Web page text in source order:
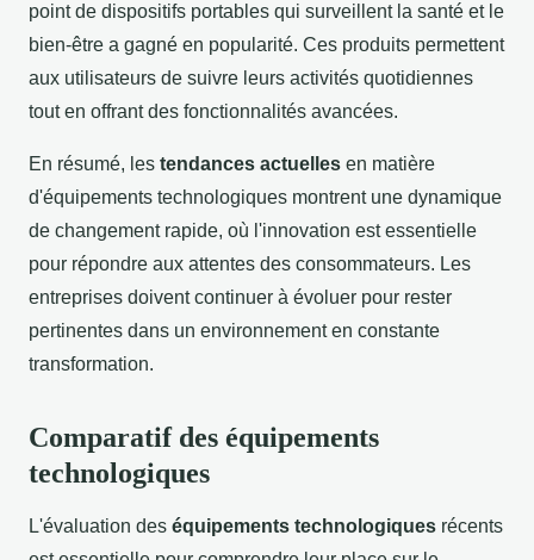
point de dispositifs portables qui surveillent la santé et le
bien-être a gagné en popularité. Ces produits permettent
aux utilisateurs de suivre leurs activités quotidiennes
tout en offrant des fonctionnalités avancées.
En résumé, les tendances actuelles en matière
d'équipements technologiques montrent une dynamique
de changement rapide, où l'innovation est essentielle
pour répondre aux attentes des consommateurs. Les
entreprises doivent continuer à évoluer pour rester
pertinentes dans un environnement en constante
transformation.
Comparatif des équipements
technologiques
L'évaluation des équipements technologiques récents